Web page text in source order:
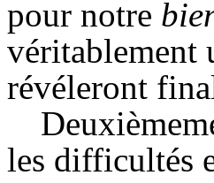
pour notre
véritablement
révéleront
les difficultés